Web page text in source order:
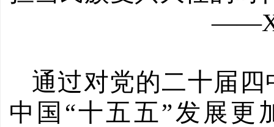
通过对党的二十届
中国 “十五五”发展更